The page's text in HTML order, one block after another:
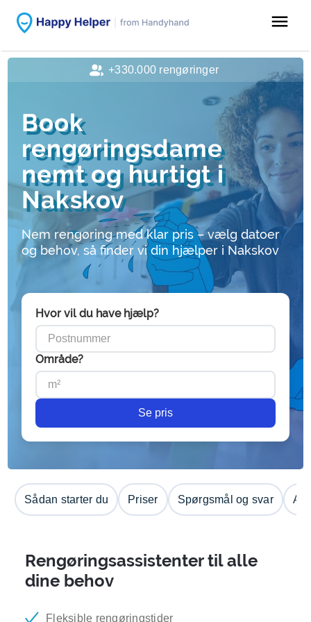
menu
Book
rengøringsdame
nemt og hurtigt i
Nakskov
Nem rengøring med klar pris – vælg datoer
og behov, så finder vi din hjælper i Nakskov
Hvor vil du have hjælp?
Område?
Se pris
Sådan starter du Priser Spørgsmål og svar
Rengøringsassistenter til alle
dine behov
Fleksible rengøringstider
+330.000 rengøringer